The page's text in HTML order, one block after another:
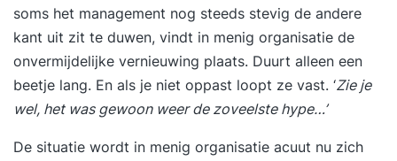
soms het management nog steeds stevig de andere
kant uit zit te duwen, vindt in menig organisatie de
onvermijdelijke vernieuwing plaats. Duurt alleen een
beetje lang. En als je niet oppast loopt ze vast. ‘Zie je
wel, het was gewoon weer de zoveelste hype…’
De situatie wordt in menig organisatie acuut nu zich